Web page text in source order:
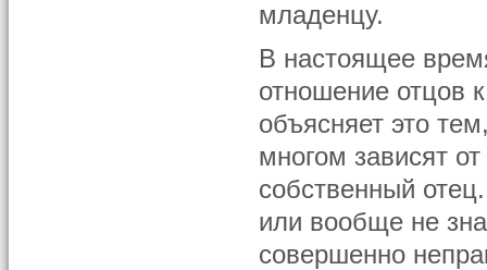
младенцу.
В настоящее
отношение отцов
объясняет это
многом зависят
собственный
или вообще не
совершенно